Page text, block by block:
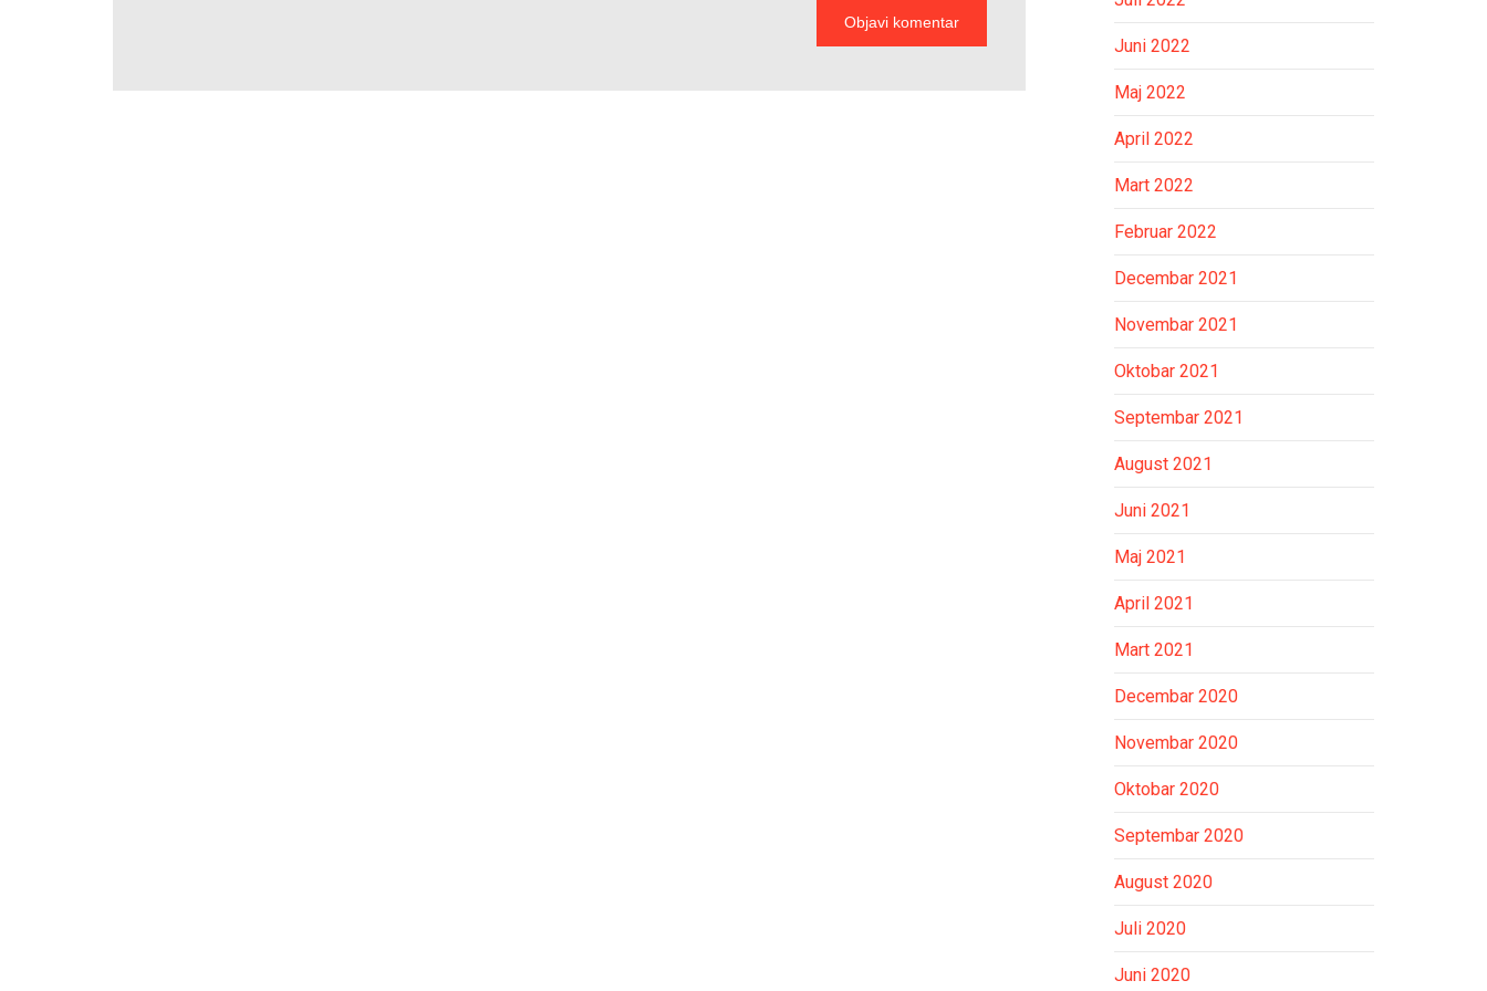
Juni 2022
Maj 2022
April 2022
Mart 2022
Februar 2022
Decembar 2021
Novembar 2021
Oktobar 2021
Septembar 2021
August 2021
Juni 2021
Maj 2021
April 2021
Mart 2021
Decembar 2020
Novembar 2020
Oktobar 2020
Septembar 2020
August 2020
Juli 2020
Juni 2020